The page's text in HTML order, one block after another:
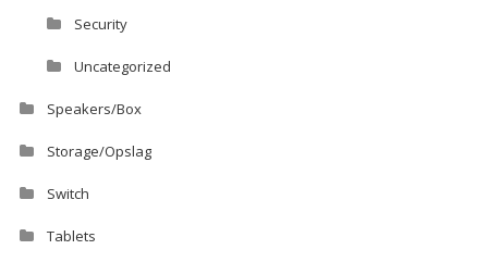
Security
Uncategorized
Speakers/Box
Storage/Opslag
Switch
Tablets